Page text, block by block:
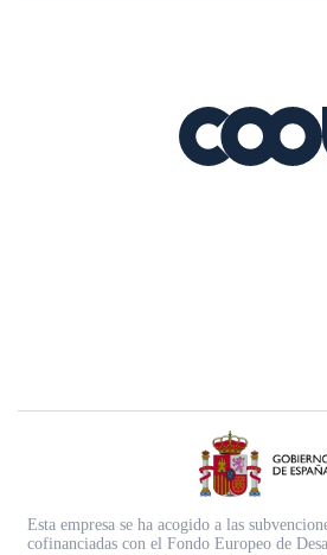
Esta empresa se ha acogido a las
cofinanciadas con el Fondo Europeo de